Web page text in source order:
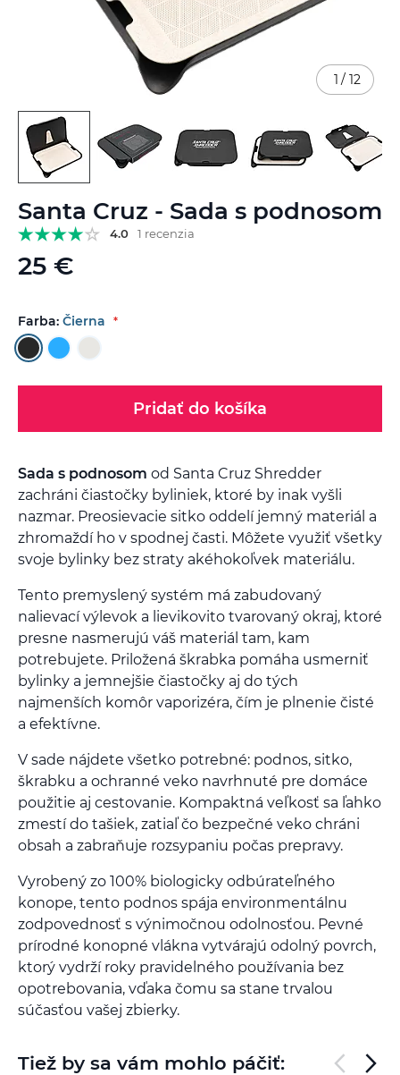
Santa Cruz - Sada s podnosom
4.0 1 recenzia
25 €
Farba: Čierna
Pridať do košíka
Sada s podnosom od Santa Cruz Shredder
zachráni čiastočky byliniek, ktoré by inak vyšli
nazmar. Preosievacie sitko oddelí jemný materiál a
zhromaždí ho v spodnej časti. Môžete využiť všetky
svoje bylinky bez straty akéhokoľvek materiálu.
Tento premyslený systém má zabudovaný
nalievací výlevok a lievikovito tvarovaný okraj, ktoré
presne nasmerujú váš materiál tam, kam
potrebujete. Priložená škrabka pomáha usmerniť
bylinky a jemnejšie čiastočky aj do tých
najmenších komôr vaporizéra, čím je plnenie čisté
a efektívne.
V sade nájdete všetko potrebné: podnos, sitko,
škrabku a ochranné veko navrhnuté pre domáce
použitie aj cestovanie. Kompaktná veľkosť sa ľahko
zmestí do tašiek, zatiaľ čo bezpečné veko chráni
obsah a zabraňuje rozsypaniu počas prepravy.
Vyrobený zo 100% biologicky odbúrateľného
konope, tento podnos spája environmentálnu
zodpovednosť s výnimočnou odolnosťou. Pevné
prírodné konopné vlákna vytvárajú odolný povrch,
ktorý vydrží roky pravidelného používania bez
opotrebovania, vďaka čomu sa stane trvalou
súčasťou vašej zbierky.
1 / 12
na
začiatok
galérie
obrázkov
Tiež by sa vám mohlo páčiť: